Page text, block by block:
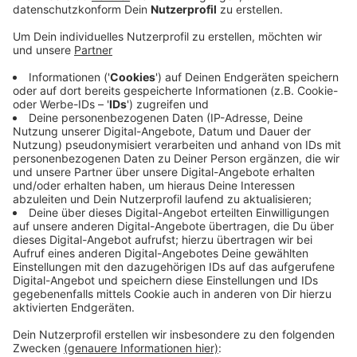
Anzeige
Dass Fahrgemeinschaften auf den Sonderspuren
fahren durften, war nur ein Test. Das ist laut
Straßenverkehrsordnung von Ende April nicht mehr
vorgesehen, bzw. es gab keine Zustimmung des
Bundesrats. Außerdem befürchtete man, dass der
Linienbusverkehr ausgebremst werden könnte. Durch
die Aufnahme in die Straßenverkehrsordnung wäre die
Regel für alle Bussonderfahrspuren in ganz
Deutschland gültig gewesen. Ein Stadtsprecher hat
auf Anfrage von Antenne Düsseldorf gesagt, dass man
nicht vorhabe dagegen anzugehen.
Anzeige